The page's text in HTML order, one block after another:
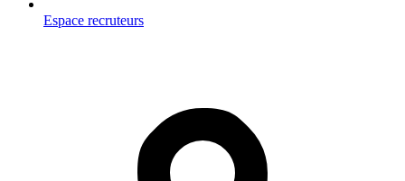
Espace recruteurs